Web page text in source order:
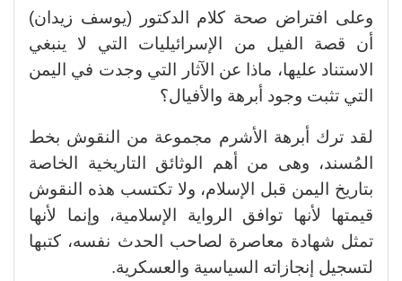
وعلى افتراض صحة كلام الدكتور (يوسف زيدان)
أن قصة الفيل من الإسرائيليات التي لا ينبغي
الاستناد عليها، ماذا عن الآثار التي وجدت في اليمن
التي تثبت وجود أبرهة والأفيال؟
لقد ترك أبرهة الأشرم مجموعة من النقوش بخط
المُسند، وهى من أهم الوثائق التاريخية الخاصة
بتاريخ اليمن قبل الإسلام، ولا تكتسب هذه النقوش
قيمتها لأنها توافق الرواية الإسلامية، وإنما لأنها
تمثل شهادة معاصرة لصاحب الحدث نفسه، كتبها
لتسجيل إنجازاته السياسية والعسكرية.